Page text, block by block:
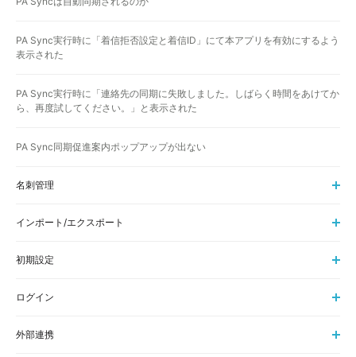
PA Sync実行時に「着信拒否設定と着信ID」にて本アプリを有効にするよう
表示された
PA Sync実行時に「連絡先の同期に失敗しました。しばらく時間をあけてか
ら、再度試してください。」と表示された
PA Sync同期促進案内ポップアップが出ない
名刺管理
インポート/エクスポート
初期設定
ログイン
外部連携